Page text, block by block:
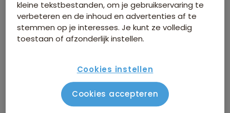
Bestemming
Bekijk 21 vertrekdata
kleine tekstbestanden, om je gebruikservaring te
verbeteren en de inhoud en advertenties af te
stemmen op je interesses. Je kunt ze volledig
toestaan of afzonderlijk instellen.
Cookies instellen
Cookies accepteren